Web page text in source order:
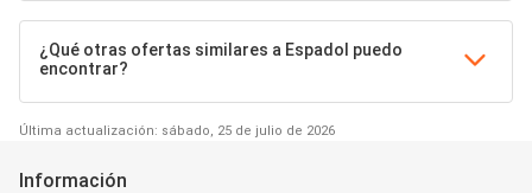
¿Qué otras ofertas similares a Espadol puedo
encontrar?
Última actualización: sábado, 25 de julio de 2026
Información